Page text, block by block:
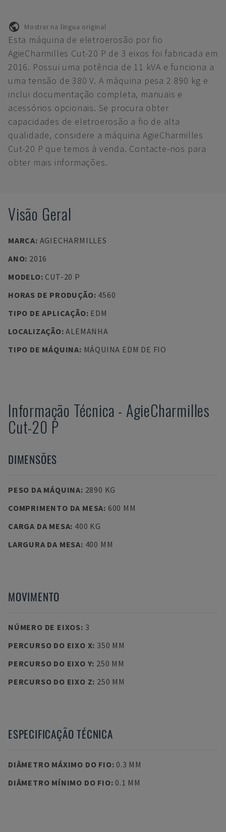
Mostrar na língua original
Esta máquina de eletroerosão por fio
AgieCharmilles Cut-20 P de 3 eixos foi fabricada em
2016. Possui uma potência de 11 kVA e funciona a
uma tensão de 380 V. A máquina pesa 2 890 kg e
inclui documentação completa, manuais e
acessórios opcionais. Se procura obter
capacidades de eletroerosão a fio de alta
qualidade, considere a máquina AgieCharmilles
Cut-20 P que temos à venda. Contacte-nos para
obter mais informações.
Visão Geral
MARCA: AGIECHARMILLES
ANO: 2016
MODELO: CUT-20 P
HORAS DE PRODUÇÃO: 4560
TIPO DE APLICAÇÃO: EDM
LOCALIZAÇÃO:ALEMANHA
TIPO DE MÁQUINA: MÁQUINA EDM DE FIO
Informação Técnica - AgieCharmilles
Cut-20 P
DIMENSÕES
PESO DA MÁQUINA: 2890 KG
COMPRIMENTO DA MESA: 600 MM
CARGA DA MESA: 400 KG
LARGURA DA MESA: 400 MM
MOVIMENTO
NÚMERO DE EIXOS: 3
PERCURSO DO EIXO X: 350 MM
PERCURSO DO EIXO Y: 250 MM
PERCURSO DO EIXO Z: 250 MM
ESPECIFICAÇÃO TÉCNICA
DIÂMETRO MÁXIMO DO FIO: 0.3 MM
DIÂMETRO MÍNIMO DO FIO: 0.1 MM